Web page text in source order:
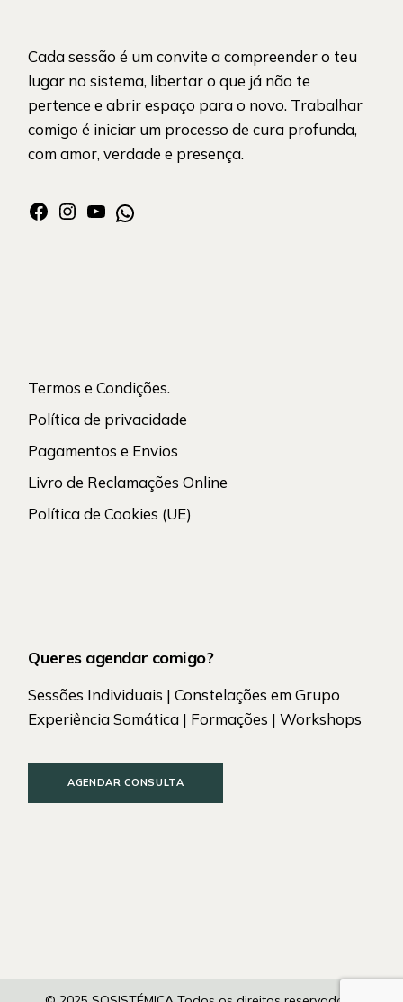
Cada sessão é um convite a compreender o teu
lugar no sistema, libertar o que já não te
pertence e abrir espaço para o novo. Trabalhar
comigo é iniciar um processo de cura profunda,
com amor, verdade e presença.
Facebook
Instagram
YouTube
WhatsApp
Termos e Condições.
Política de privacidade
Pagamentos e Envios
Livro de Reclamações Online
Política de Cookies (UE)
Queres agendar comigo?
Sessões Individuais | Constelações em Grupo
Experiência Somática | Formações | Workshops
AGENDAR CONSULTA